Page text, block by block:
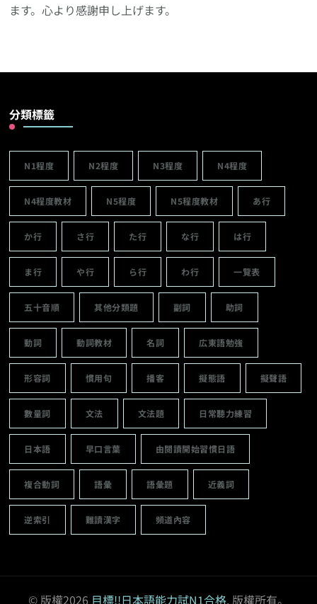
ます。心より感謝申し上げます。
分類標籤
N1程度 N2程度 N3程度 N4程度
N4程度教材 N5程度 N5程度教材 あ行
か行 さ行 た行 な行 は行
ま行 や行 ら行 わ行 一覽表
五十音順 其他分類題 副詞 助詞
動詞 動詞教材 名詞 広東語勉強
形容詞 慣用句 播客 擬態語 擬聲語
數量詞 文法 文法題 日常聽力練習
日本語 早口言葉 由閱讀開始習慣日語
複合動詞 語彙 語彙題 近義詞
逆索引 難讀漢字 頻道內容
© 版權2026 目標!!日本語能力試N1合格. 版權所有。